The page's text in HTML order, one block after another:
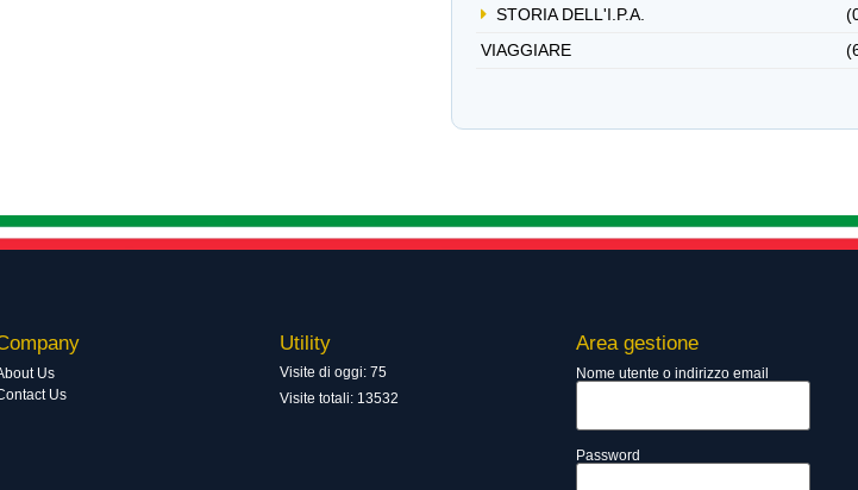
STORIA DELL'I.P.A.
VIAGGIARE
Us
Us
Utility
Visite di oggi: 75
Visite totali: 13532
Area gestione
Nome utente o indirizzo email
Password